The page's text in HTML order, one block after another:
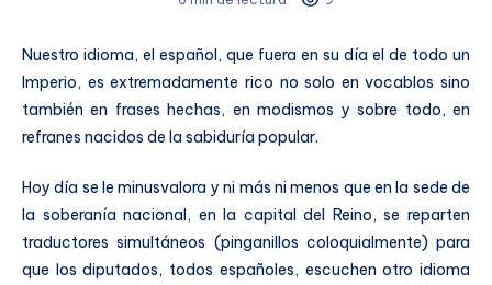
Nuestro idioma, el español, que fuera en su día el de todo un
Imperio, es extremadamente rico no solo en vocablos sino
también en frases hechas, en modismos y sobre todo, en
refranes nacidos de la sabiduría popular.
Hoy día se le minusvalora y ni más ni menos que en la sede de
la soberanía nacional, en la capital del Reino, se reparten
traductores simultáneos (pinganillos coloquialmente) para
que los diputados, todos españoles, escuchen otro idioma